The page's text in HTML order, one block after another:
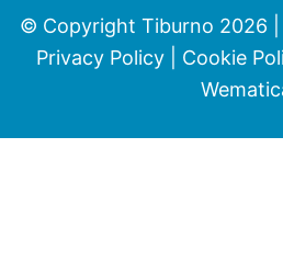
© Copyright Tiburno 2026 |
Privacy Policy| Cookie